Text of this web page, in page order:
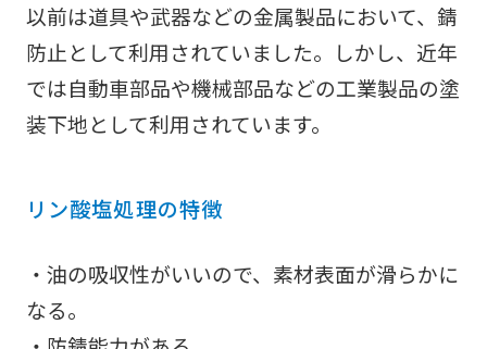
以前は道具や武器などの金属製品において、錆
防止として利用されていました。しかし、近年
では自動車部品や機械部品などの工業製品の塗
装下地として利用されています。
リン酸塩処理の特徴
・油の吸収性がいいので、素材表面が滑らかに
なる。